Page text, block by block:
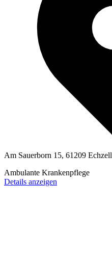
Am Sauerborn 15, 61209 Echzell
Ambulante Krankenpflege
Details anzeigen